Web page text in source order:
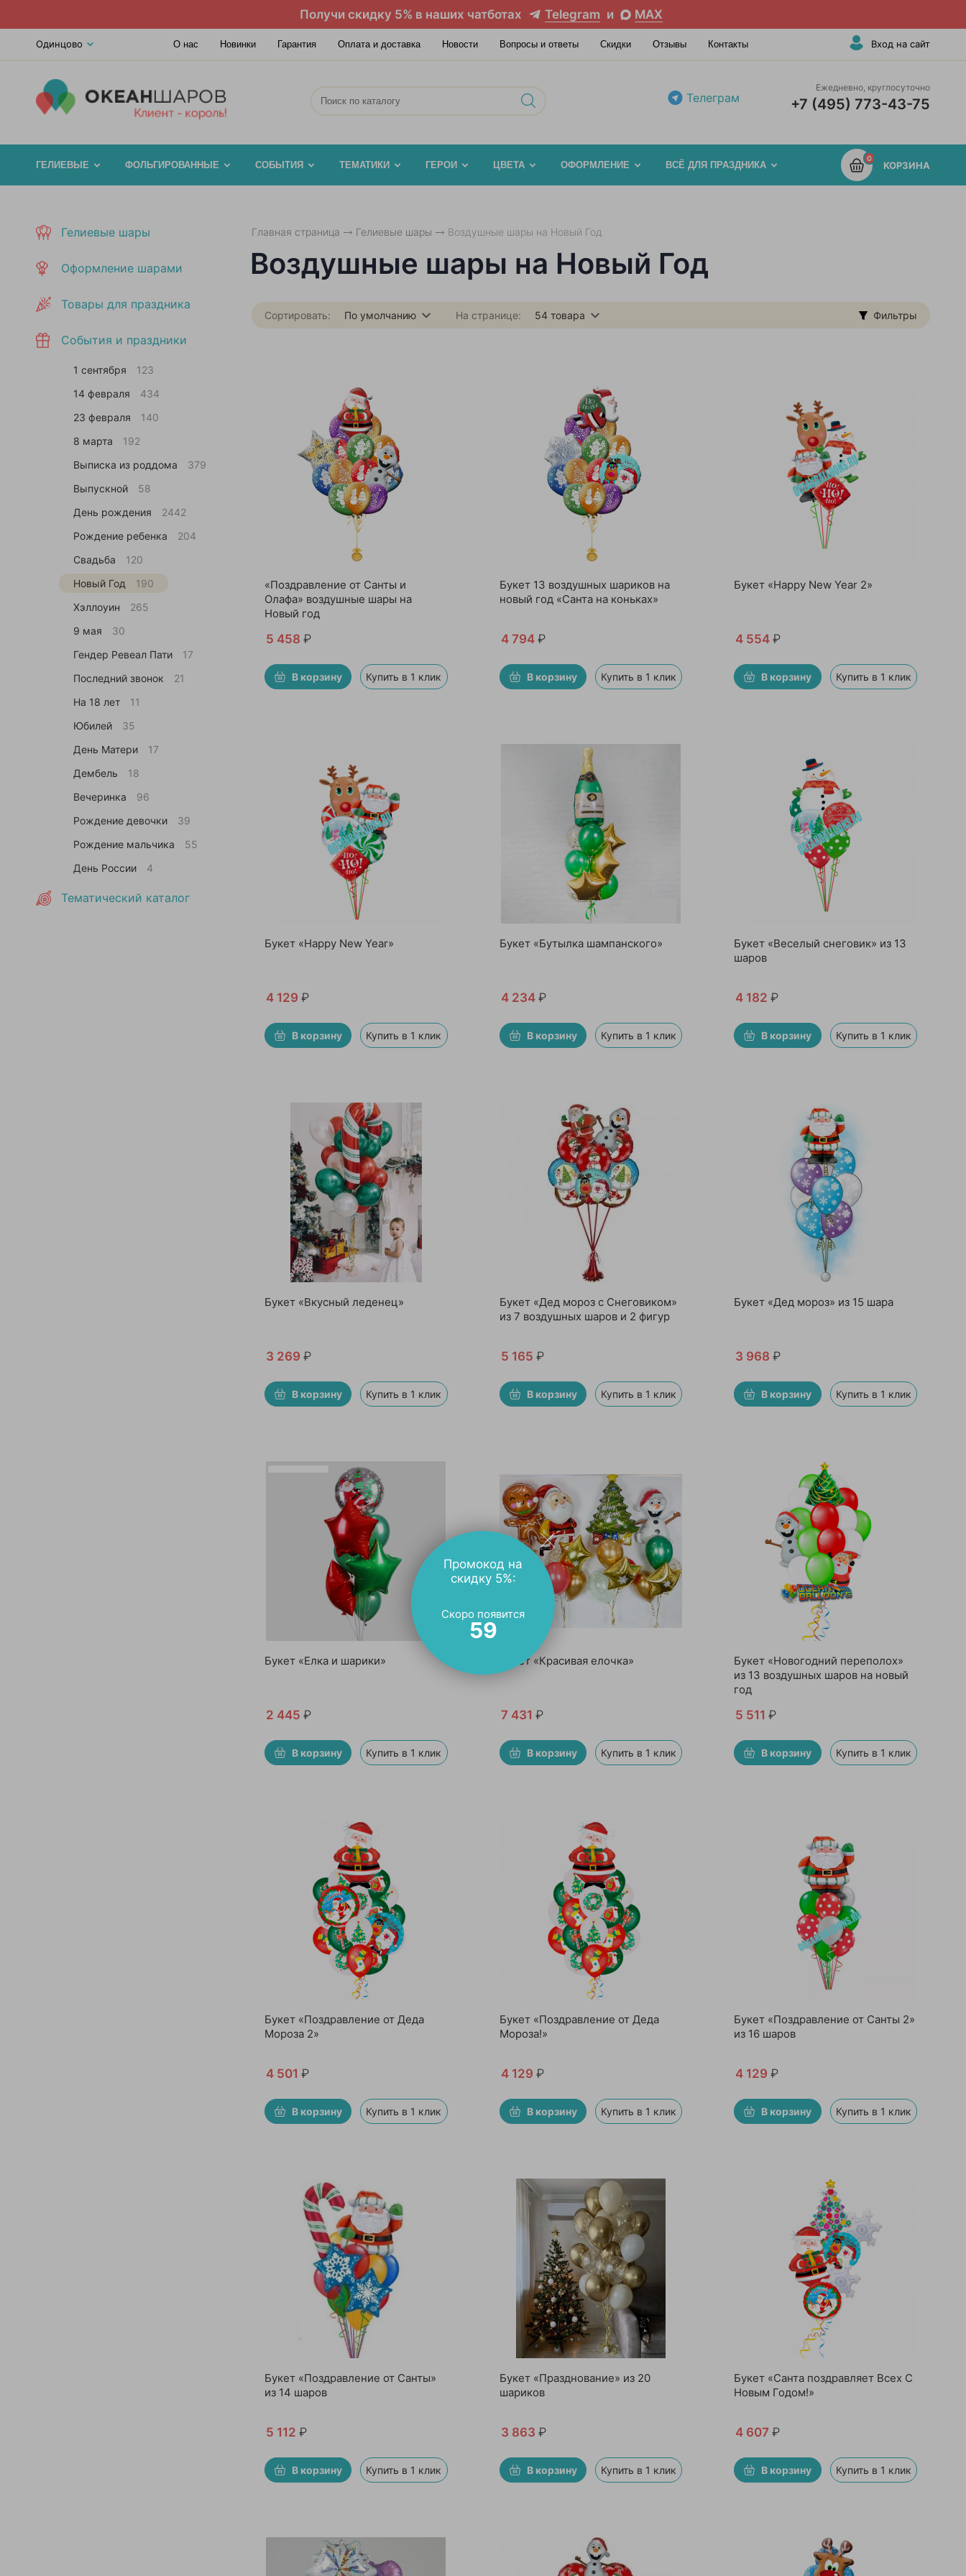
Получи скидку 5% в наших чатботах Telegram и MAX
Одинцово О нас Новинки Гарантия Оплата и доставка Новости Вопросы и ответы Скидки Отзывы Контакты Вход на сайт
Телеграм
Ежедневно, круглосуточно
+7 (495) 773-43-75
0
КОРЗИНА
ГЕЛИЕВЫЕ ФОЛЬГИРОВАННЫЕ СОБЫТИЯ ТЕМАТИКИ ГЕРОИ ЦВЕТА ОФОРМЛЕНИЕ ВСЁ ДЛЯ ПРАЗДНИКА
Главная страница Гелиевые шары Воздушные шары на Новый Год
Воздушные шары на Новый Год
Фильтры
Сортировать: По умолчанию На странице: 54 товара
«Поздравление от Санты и
Олафа» воздушные шары на
Новый год
5 458 ₽
В корзину Купить в 1 клик
Букет 13 воздушных шариков на
новый год «Санта на коньках»
4 794 ₽
В корзину Купить в 1 клик
Букет «Happy New Year 2»
4 554₽
В корзину Купить в 1 клик
Букет «Happy New Year»
4 129 ₽
В корзину Купить в 1 клик
Букет «Бутылка шампанского»
4 234 ₽
В корзину Купить в 1 клик
Букет «Веселый снеговик» из 13
шаров
4 182₽
В корзину Купить в 1 клик
Букет «Вкусный леденец»
3 269 ₽
В корзину Купить в 1 клик
Букет «Дед мороз с Снеговиком»
из 7 воздушных шаров и 2 фигур
5 165 ₽
В корзину Купить в 1 клик
Букет «Дед мороз» из 15 шара
3 968₽
В корзину Купить в 1 клик
Букет «Елка и шарики»
2 445 ₽
В корзину Купить в 1 клик
Букет «Красивая елочка»
7 431 ₽
В корзину Купить в 1 клик
Букет «Новогодний переполох»
из 13 воздушных шаров на новый
год
5 511₽
В корзину Купить в 1 клик
Букет «Поздравление от Деда
Мороза 2»
4 501 ₽
В корзину Купить в 1 клик
Букет «Поздравление от Деда
Мороза!»
4 129 ₽
В корзину Купить в 1 клик
Букет «Поздравление от Санты 2»
из 16 шаров
4 129₽
В корзину Купить в 1 клик
Букет «Поздравление от Санты»
из 14 шаров
5 112 ₽
В корзину Купить в 1 клик
Букет «Празднование» из 20
шариков
3 863 ₽
В корзину Купить в 1 клик
Букет «Санта поздравляет Всех С
Новым Годом!»
4 607₽
В корзину Купить в 1 клик
Гелиевые шары
Оформление шарами
Товары для праздника
События и праздники
1 сентября
123
14 февраля
434
23 февраля
140
8 марта
192
Выписка из роддома
379
Выпускной
58
День рождения
2442
Рождение ребенка
204
Свадьба
120
Новый Год
190
Хэллоуин
265
9 мая
30
Гендер Ревеал Пати
17
Последний звонок
21
На 18 лет
11
Юбилей
35
День Матери
17
Дембель
18
Вечеринка
96
Рождение девочки
39
Рождение мальчика
55
День России
4
Тематический каталог
Промокод на
скидку 5%:
Скоро появится
57